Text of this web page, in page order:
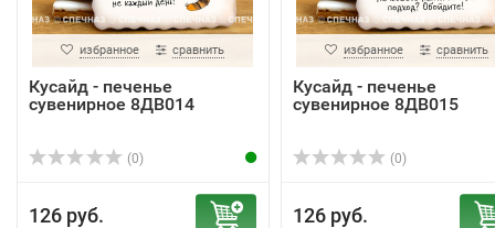
избранное сравнить
Кусайд - печенье
сувенирное 8ДВ014
(0)
126 руб.
избранное сравнить
Кусайд - печенье
сувенирное 8ДВ015
(0)
126 руб.